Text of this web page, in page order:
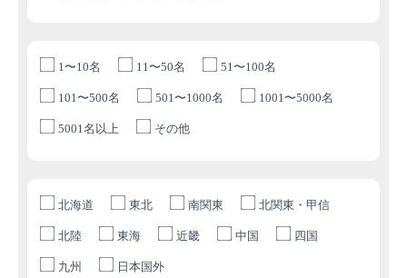
1〜10名 11〜50名 51〜100名
101〜500名 501〜1000名 1001〜5000名
5001名以上 その他
北海道 東北 南関東 北関東・甲信
北陸 東海 近畿 中国 四国
九州 日本国外